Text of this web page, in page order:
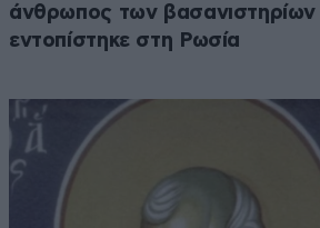
άνθρωπος των βασανιστηρίων
εντοπίστηκε στη Ρωσία